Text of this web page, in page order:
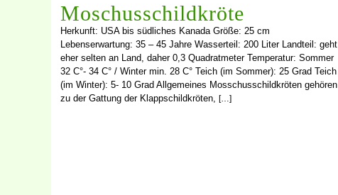
Moschusschildkröte
Herkunft: USA bis südliches Kanada Größe: 25 cm
Lebenserwartung: 35 – 45 Jahre Wasserteil: 200 Liter Landteil: geht
eher selten an Land, daher 0,3 Quadratmeter Temperatur: Sommer
32 C°- 34 C° / Winter min. 28 C° Teich (im Sommer): 25 Grad Teich
(im Winter): 5- 10 Grad Allgemeines Mosschusschildkröten gehören
zu der Gattung der Klappschildkröten, […]